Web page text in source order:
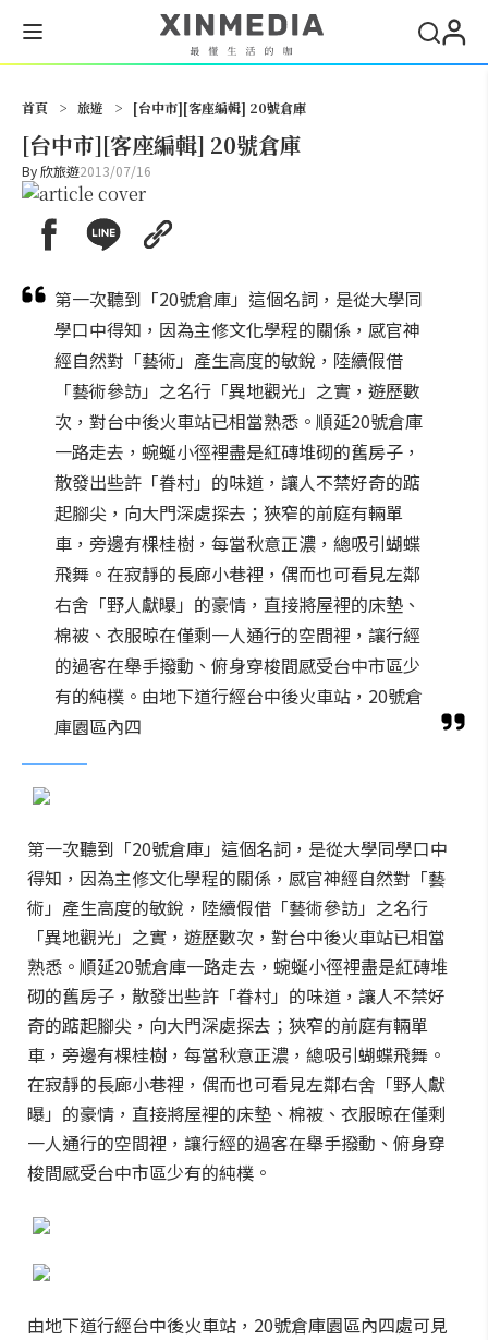
首頁 > 旅遊 > [台中市][客座編輯] 20號倉庫
[台中市][客座編輯] 20號倉庫
By欣旅遊2013/07/16
第一次聽到「20號倉庫」這個名詞，是從大學同
學口中得知，因為主修文化學程的關係，感官神
經自然對「藝術」產生高度的敏銳，陸續假借
「藝術參訪」之名行「異地觀光」之實，遊歷數
次，對台中後火車站已相當熟悉。順延20號倉庫
一路走去，蜿蜒小徑裡盡是紅磚堆砌的舊房子，
散發出些許「眷村」的味道，讓人不禁好奇的踮
起腳尖，向大門深處探去；狹窄的前庭有輛單
車，旁邊有棵桂樹，每當秋意正濃，總吸引蝴蝶
飛舞。在寂靜的長廊小巷裡，偶而也可看見左鄰
右舍「野人獻曝」的豪情，直接將屋裡的床墊、
棉被、衣服晾在僅剩一人通行的空間裡，讓行經
的過客在舉手撥動、俯身穿梭間感受台中市區少
有的純樸。由地下道行經台中後火車站，20號倉
庫園區內四
第一次聽到「20號倉庫」這個名詞，是從大學同學口中
得知，因為主修文化學程的關係，感官神經自然對「藝
術」產生高度的敏銳，陸續假借「藝術參訪」之名行
「異地觀光」之實，遊歷數次，對台中後火車站已相當
熟悉。順延20號倉庫一路走去，蜿蜒小徑裡盡是紅磚堆
砌的舊房子，散發出些許「眷村」的味道，讓人不禁好
奇的踮起腳尖，向大門深處探去；狹窄的前庭有輛單
車，旁邊有棵桂樹，每當秋意正濃，總吸引蝴蝶飛舞。
在寂靜的長廊小巷裡，偶而也可看見左鄰右舍「野人獻
曝」的豪情，直接將屋裡的床墊、棉被、衣服晾在僅剩
一人通行的空間裡，讓行經的過客在舉手撥動、俯身穿
梭間感受台中市區少有的純樸。
由地下道行經台中後火車站，20號倉庫園區內四處可見